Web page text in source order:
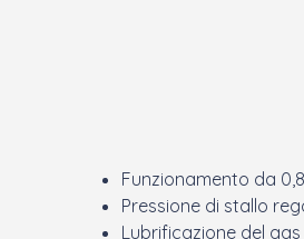
Funzionamento da
Pressione di stallo
Lubrificazione del